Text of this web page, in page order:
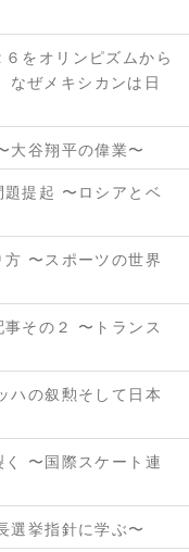
をオリンピズムから
なぜメキシカンは日
大谷翔平の偉業〜
提起 〜ロシアとベ
〜スポーツの世界
その２ 〜トランス
ハの叙勲そして日本
〜国際スケート連
選挙指針に学ぶ〜